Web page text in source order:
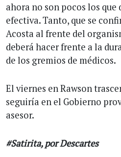
ahora no son pocos los que
efectiva. Tanto, que se
Acosta al frente del
deberá hacer frente a la
de los gremios de médicos.
El viernes en Rawson
seguiría en el Gobierno
asesor.
#Satirita, por Descartes